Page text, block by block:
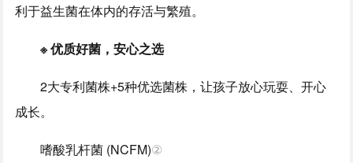
利于益生菌在体内的存活与繁殖。
※ 优质好菌，安心之选
2大专利菌株+5种优选菌株，让孩子放心玩耍、开心
成长。
嗜酸乳杆菌 (NCFM)②